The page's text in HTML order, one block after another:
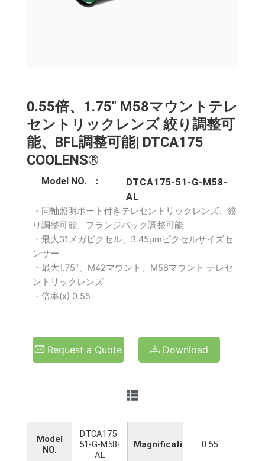
0.55倍、1.75″ M58マウントテレ
セントリックレンズ 絞り調整可
能、BFL調整可能| DTCA175
COOLENS®
Model NO. :
DTCA175-51-G-M58-
AL
・同軸照明ポート付きテレセントリックレンズ、絞
り調整可能、フランジバック調整可能
・最大31メガピクセル、3.45μmピクセルサイズセ
ンサー
・最大1.75″、M42マウント、M58マウント テレセ
ントリックレンズ
・倍率(x) 0.55
Request a Quote Download
Model
NO.
DTCA175-
51-G-M58-
AL
Magnification(x)0.55